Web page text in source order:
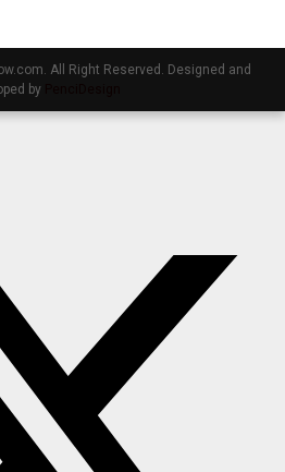
All Right Reserved. Designed and
by